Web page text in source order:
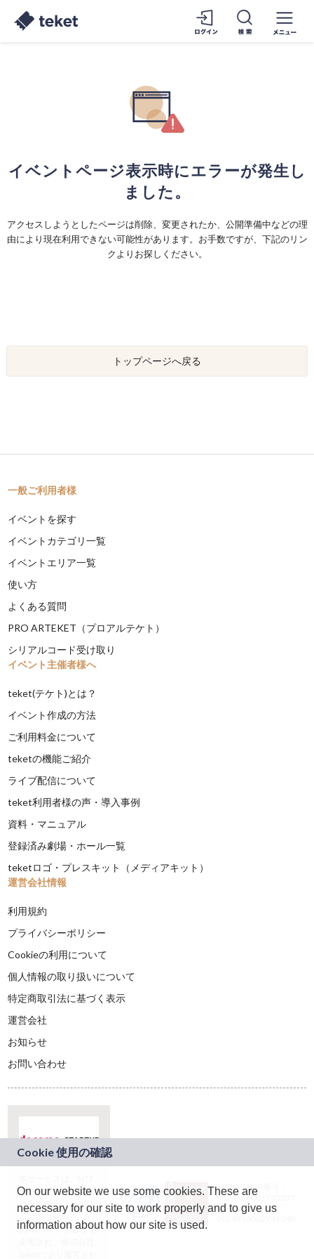
イベントページ表示時にエラーが発生し
ました。
アクセスしようとしたページは削除、変更されたか、公開準備中などの理
由により現在利用できない可能性があります。お手数ですが、下記のリン
クよりお探しください。
トップページへ戻る
一般ご利用者様
イベントを探す
イベントカテゴリ一覧
イベントエリア一覧
使い方
よくある質問
PRO ARTEKET（プロアルテケト）
シリアルコード受け取り
イベント主催者様へ
teket(テケト)とは？
イベント作成の方法
ご利用料金について
teketの機能ご紹介
ライブ配信について
teket利用者様の声・導入事例
資料・マニュアル
登録済み劇場・ホール一覧
teketロゴ・プレスキット（メディアキット）
運営会社情報
利用規約
プライバシーポリシー
Cookieの利用について
個人情報の取り扱いについて
特定商取引法に基づく表示
運営会社
お知らせ
お問い合わせ
ドコモグループの新
規事業創出プログラ
ム「docomo
STARTUP」を通じて
JASRAC許諾番号：
9024936001Y45037
JASRAC許諾番号：
On our website we use some cookies. These are
necessary for our site to work properly and to give us
information about how our site is used.